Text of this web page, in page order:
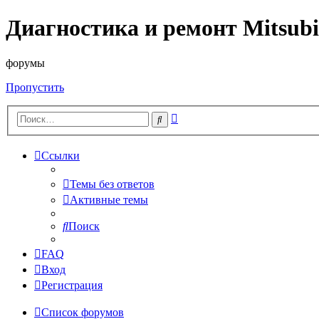
Диагностика и ремонт
форумы
Пропустить
Поиск
Ссылки
Темы без ответов
Активные темы
Поиск
FAQ
Вход
Регистрация
Список форумов